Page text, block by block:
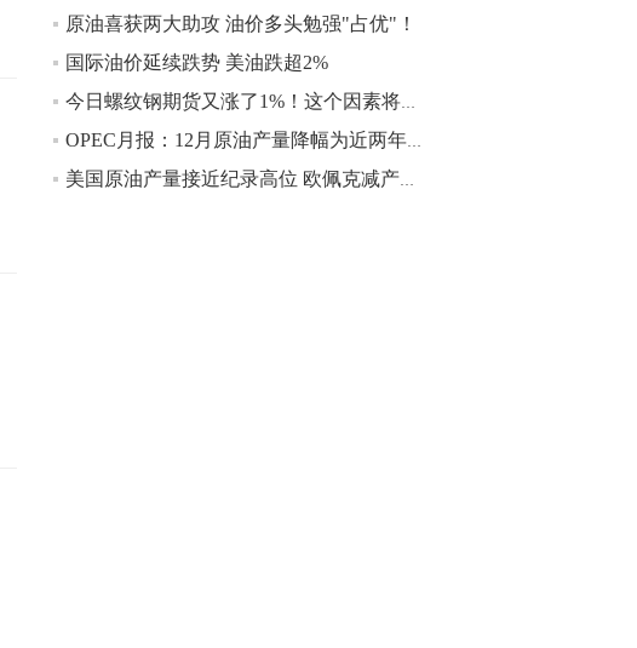
2.5%，棕榈油涨近2%，菜粕涨1.54%。
10:17
【研报精选】国内期货机构对8月5日的原
油期货走势预测
原油喜获两大助攻 油价多头勉强"占优"！
国际油价延续跌势 美油跌超2%
今日螺纹钢期货又涨了1%！这个因素将成为最大限制因素！
OPEC月报：12月原油产量降幅为近两年最大
美国原油产量接近纪录高位 欧佩克减产效果大打折扣